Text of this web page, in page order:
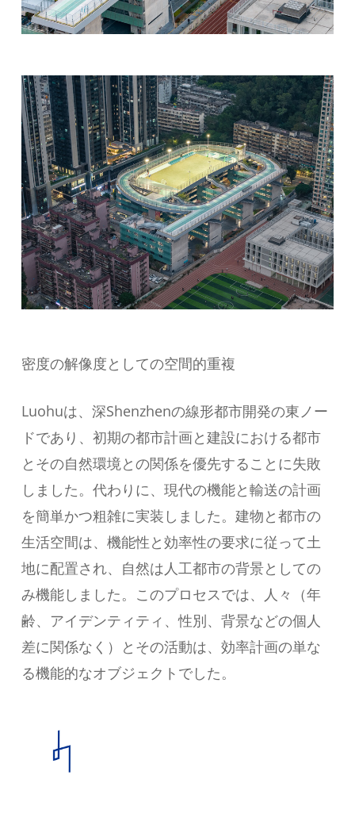
密度の解像度としての空間的重複
Luohuは、深Shenzhenの線形都市開発の東ノー
ドであり、初期の都市計画と建設における都市
とその自然環境との関係を優先することに失敗
しました。代わりに、現代の機能と輸送の計画
を簡単かつ粗雑に実装しました。建物と都市の
生活空間は、機能性と効率性の要求に従って土
地に配置され、自然は人工都市の背景としての
み機能しました。このプロセスでは、人々（年
齢、アイデンティティ、性別、背景などの個人
差に関係なく）とその活動は、効率計画の単な
る機能的なオブジェクトでした。